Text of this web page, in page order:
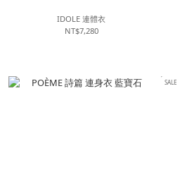
IDOLE 連體衣
NT$7,280
SALE